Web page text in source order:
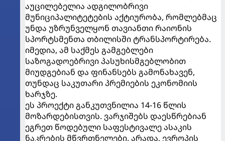
აუცილებელია ადგილობრივი
მუნიციპალიტეტების აქტიურობა, რომლებმაც
უნდა უზრუნველყონ თავიანთი რაიონის
სპორტსმენთა თბილისში ტრანსპორტირება.
იმედია, ამ საქმეს გამგებლები
საზოგადოებრივი პასუხისმგებლობით
მიუდგებიან და ფინანსებს გამონახავენ,
თუნდაც საკუთარი პრემიების ეკონომიის
ხარჯზე.
ეს პროექტი განკუთვნილია 14-16 წლის
მოზარდებისთვის. ვარჯიშებს დაესწრებიან
ეგრეთ წოდებული საფესტივალე ასაკის
ნაკრების მწვრთნელები. არადა, ევროპის